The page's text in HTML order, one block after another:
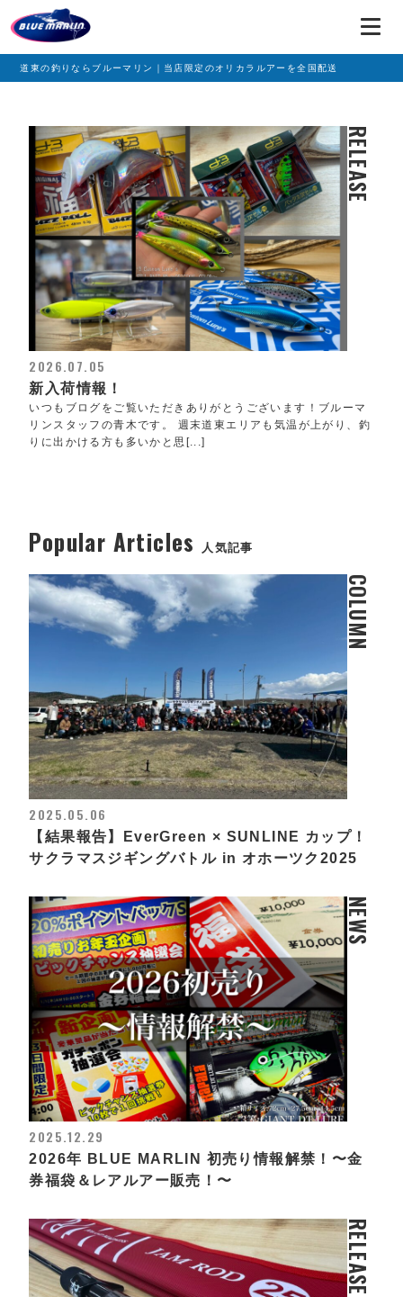
道東の釣りならブルーマリン｜当店限定のオリカラルアーを全国配送
RELEASE
2026.07.05
新入荷情報！
いつもブログをご覧いただきありがとうございます！ブルーマ
リンスタッフの青木です。 週末道東エリアも気温が上がり、釣
りに出かける方も多いかと思[...]
Popular Articles 人気記事
COLUMN
2025.05.06
【結果報告】EverGreen × SUNLINE カップ！
サクラマスジギングバトル in オホーツク2025
NEWS
2025.12.29
2026年 BLUE MARLIN 初売り情報解禁！〜金
券福袋＆レアルアー販売！〜
RELEASE